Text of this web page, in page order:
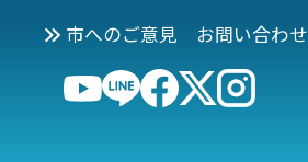
市へのご意見 お問い合わせ